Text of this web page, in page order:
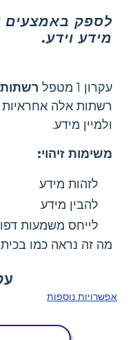
לספק באמצעים
מידע וידע.
עקרון 1 מטפל
רשתות אלה אחראיות
ולמיין מידע.
משימות זיהוי:
לזהות מידע
להבין מידע
לייחס משמעות
מה זה נראה כמו
אפשרויות נוספות